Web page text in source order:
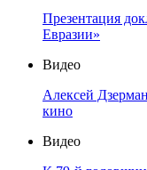
Презентация
Евразии»
Видео
Алексей
кино
Видео